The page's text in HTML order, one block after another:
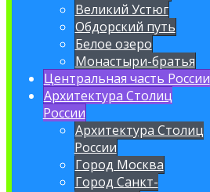
Великий Устюг
Обдорский путь
Белое озеро
Монастыри-братья
Центральная часть России
Архитектура Столиц
России
Архитектура Столиц
России
Город Москва
Город Санкт-